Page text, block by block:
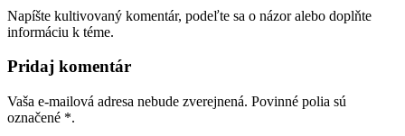
Napíšte kultivovaný komentár, podeľte sa o názor alebo doplňte
informáciu k téme.
Pridaj komentár
Vaša e-mailová adresa nebude zverejnená. Povinné polia sú
označené *.